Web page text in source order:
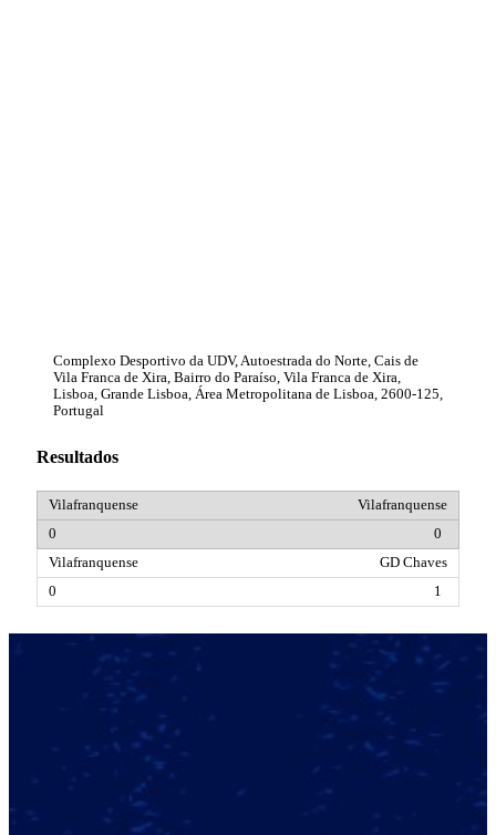
Complexo Desportivo da UDV, Autoestrada do Norte, Cais de
Vila Franca de Xira, Bairro do Paraíso, Vila Franca de Xira,
Lisboa, Grande Lisboa, Área Metropolitana de Lisboa, 2600-125,
Portugal
Resultados
Vilafranquense
0
GD Chaves
1